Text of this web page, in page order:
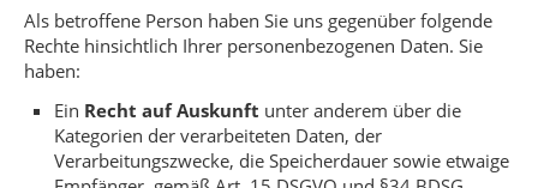
Als betroffene Person haben Sie uns gegenüber folgende
Rechte hinsichtlich Ihrer personenbezogenen Daten. Sie
haben:
Ein Recht auf Auskunft unter anderem über die
Kategorien der verarbeiteten Daten, der
Verarbeitungszwecke, die Speicherdauer sowie etwaige